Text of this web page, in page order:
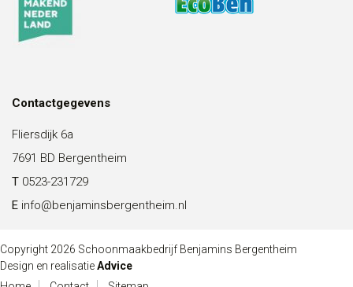
Contactgegevens
Fliersdijk 6a
7691 BD Bergentheim
T 0523-231729
E info@benjaminsbergentheim.nl
Copyright 2026 Schoonmaakbedrijf Benjamins Bergentheim
Design en realisatieAdvice